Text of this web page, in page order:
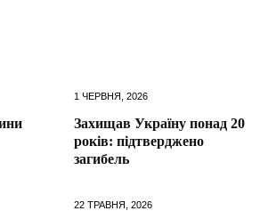
1 ЧЕРВНЯ, 2026
Захищав Україну понад 20
років: підтверджено
загибель
22 ТРАВНЯ, 2026